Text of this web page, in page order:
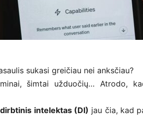
sukasi greičiau nei anksčiau?
šimtai užduočių… Atrodo,
dirbtinis intelektas (DI) jau čia, kad